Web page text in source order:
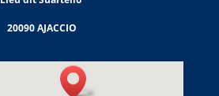
20090 AJACCIO